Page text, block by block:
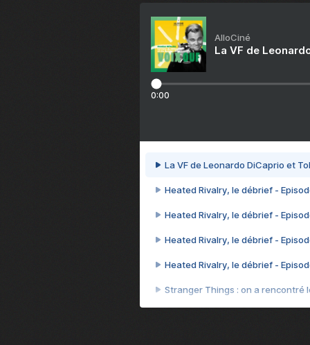
AlloCiné
La VF de
0:00
La VF de Leonardo DiCaprio et
Heated Rivalry, le débrief -
Heated Rivalry, le débrief -
Heated Rivalry, le débrief -
Heated Rivalry, le débrief -
Stranger Things : on a rencontré